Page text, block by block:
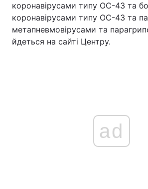
коронавірусами типу OC-43 та
коронавірусами типу OC-43 та
метапневмовірусами та
йдеться на сайті Центру.
ad